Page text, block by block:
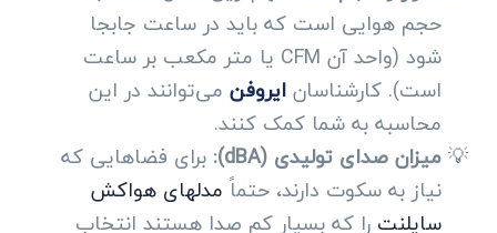
حجم هوایی است که باید در ساعت جابجا
شود (واحد آن CFM یا متر مکعب بر ساعت
است). کارشناسانایروفن می‌توانند در این
محاسبه به شما کمک کنند.
میزان صدای تولیدی (dBA):
برای فضاهایی که
نیاز به سکوت دارند، حتماً مدلهای هواکش
سایلنت را که بسیار کم صدا هستند انتخاب